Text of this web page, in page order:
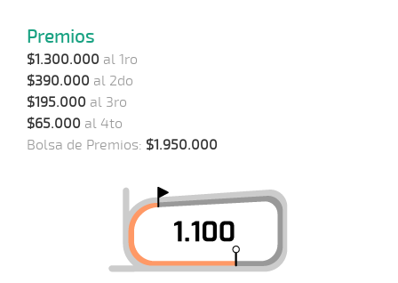
Premios
$1.300.000 al 1ro
$390.000 al 2do
$195.000 al 3ro
$65.000 al 4to
Bolsa de Premios: $1.950.000